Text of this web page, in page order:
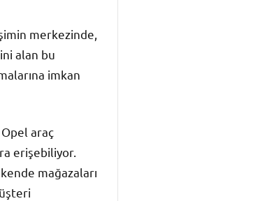
merkezinde,
alan bu
imkan
araç
erişebiliyor.
mağazaları